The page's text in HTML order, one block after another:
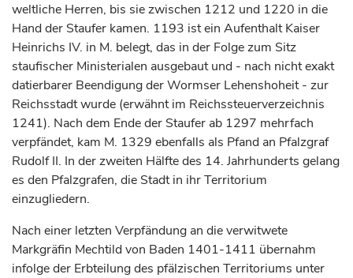
weltliche Herren, bis sie zwischen 1212 und 1220 in die
Hand der Staufer kamen. 1193 ist ein AufenthaltKaiser
Heinrichs IV. in M. belegt, das in der Folge zum Sitz
staufischer Ministerialen ausgebaut und - nach nicht exakt
datierbarer Beendigung der Wormser Lehenshoheit - zur
Reichsstadt wurde (erwähnt im Reichssteuerverzeichnis
1241). Nach dem Ende der Staufer ab 1297 mehrfach
verpfändet, kam M. 1329 ebenfalls als Pfand an Pfalzgraf
Rudolf II. In der zweiten Hälfte des 14. Jahrhunderts gelang
es den Pfalzgrafen, die Stadt in ihr Territorium
einzugliedern.
Nach einer letzten Verpfändung an die verwitwete
Markgräfin Mechtild von Baden 1401-1411 übernahm
infolge der Erbteilung des pfälzischen Territoriums unter